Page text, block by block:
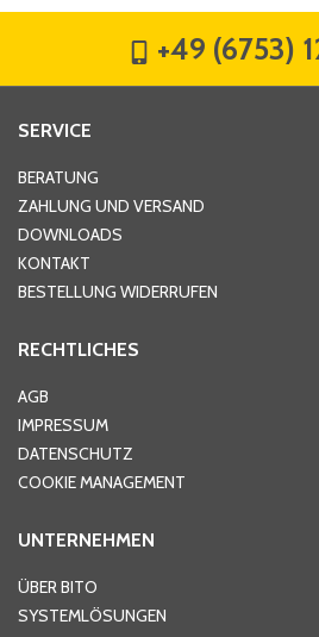
Hausnummer
Ort*
Telefon
+49 (6753)
SERVICE
BERATUNG
ZAHLUNG UND VERSAND
DOWNLOADS
KONTAKT
BESTELLUNG WIDERRUFEN
RECHTLICHES
AGB
IMPRESSUM
DATENSCHUTZ
COOKIE MANAGEMENT
UNTERNEHMEN
ÜBER BITO
SYSTEMLÖSUNGEN